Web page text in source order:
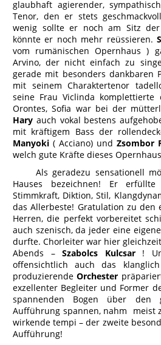
glaubhaft agierender,
Tenor, den er stets
wenig sollte er noch am Sitz der
könnte er noch mehr reüssieren.
vom rumänischen Opernhaus )
Arvino, der nicht einfach zu
gerade mit besonders dankbaren
mit seinem Charaktertenor
seine Frau Viclinda
Orontes, Sofia war bei der
Hary auch vokal bestens
mit kräftigem Bass der
Manyoki ( Acciano) und Zsombor
welch gute Kräfte dieses
Als geradezu sensationell
Hauses bezeichnen! Er
Stimmkraft, Diktion, Stil,
das Allerbeste! Gratulation zu den
Herren, die perfekt vorbereitet
auch szenisch, da jeder eine
durfte. Chorleiter war hier
Abends – Szabolcs Kulcsar!
offensichtlich auch das
produzierendeOrchester
exzellenter Begleiter und Former
spannenden Bogen über den
Aufführung spannen, nahm meist
wirkende tempi – der zweite
Aufführung!